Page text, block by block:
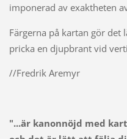
imponerad av exaktheten
Färgerna på kartan gör
pricka en djupbrant vid
//Fredrik Aremyr
"...är kanonnöjd med